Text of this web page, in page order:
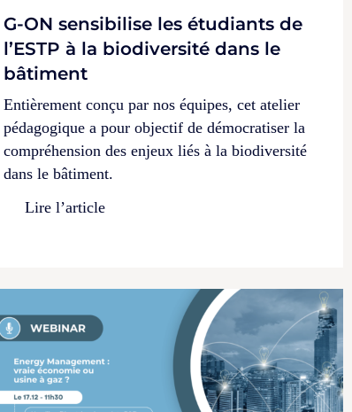
G-ON sensibilise les étudiants de
l’ESTP à la biodiversité dans le
bâtiment
Entièrement conçu par nos équipes, cet atelier
pédagogique a pour objectif de démocratiser la
compréhension des enjeux liés à la biodiversité
dans le bâtiment.
Lire l’article